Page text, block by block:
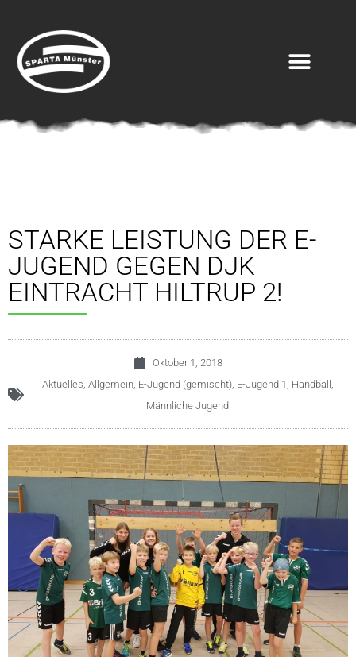
Satzung
Sponsoren
#SPARTAinsights
1. Damen
2. Damen
3. Damen
4. Damen
Männliche Jugend
Männliche A/B-Jugend
Männliche C-Jugend
Männliche D-Jugend
Männliche D-Jugend 2​
Männliche E-Jugend
STARKE LEISTUNG DER E-
JUGEND GEGEN DJK
EINTRACHT HILTRUP 2!
Oktober 1, 2018
Aktuelles, Allgemein, E-Jugend (gemischt), E-Jugend 1 , Handball ,
Männliche Jugend